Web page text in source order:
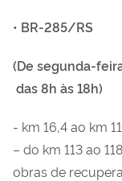
• BR-285/RS
(De segunda-
das 8h às 18h)
- km 16,4 ao km
– do km 113 ao
obras de